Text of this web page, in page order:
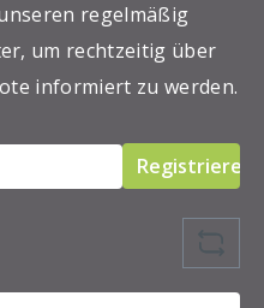
regelmäßig
um rechtzeitig über
informiert zu werden.
Registrieren